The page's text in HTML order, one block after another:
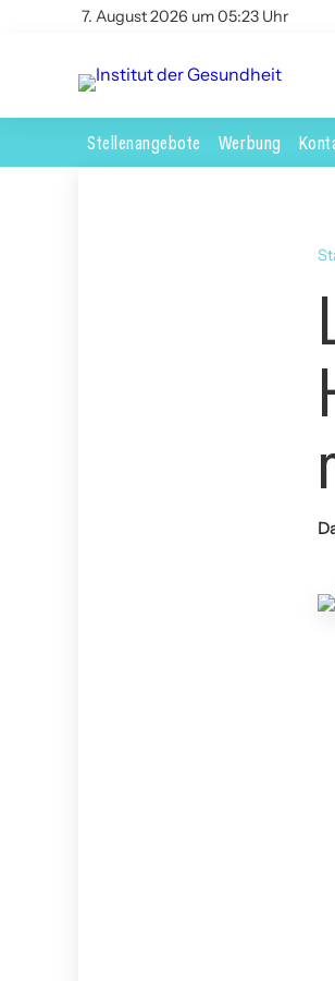
7. August 2026 um 05:23 Uhr
Stellenangebote Werbung